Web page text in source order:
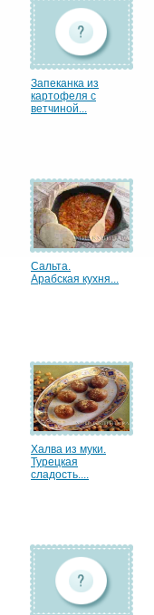
Запеканка из
картофеля с
ветчиной...
Сальта.
Арабская кухня...
Халва из муки.
Турецкая
сладость....